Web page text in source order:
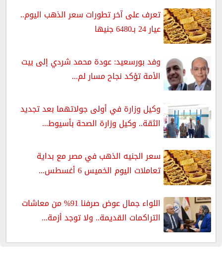
تعرف على آخر تطورات سعر الذهب اليوم..
عيار 24 بـ6480 جنيها
وفد بورسعيد: عودة محمد شردي إلى بيت
الأمة تؤكد نجاح مسار لم...
وكيل وزارة في أولى جولاتهما بعد تجديد
الثقة.. وكيل وزارة الصحة بأسيوط...
سعر الجنيه الذهب في مصر مع بداية
تعاملات اليوم الخميس 6 أغسطس...
اللواء جمال عوض صرفنا 91% من معاشات
التراكمات القديمة.. ولا توجد أزمة...